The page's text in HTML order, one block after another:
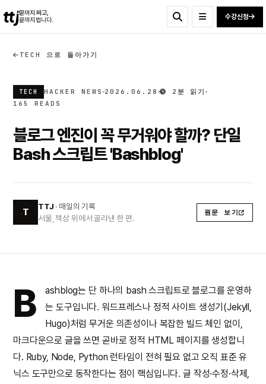
ttj끝까지 짜고,
끝까지 법니다.
수강신청
TECH 으로 돌아가기
TECH HACKER NEWS 2026.06.28
2분 읽기
165 READS
블로그 엔진이 꼭 무거워야 할까? 단일
Bash 스크립트 'Bashblog'
T
TTJ · 매일의 기록
서울, 책상 위에서 골라낸 한 편.
원문 보기
B
ashblog는 단 하나의 bash 스크립트로 블로그를 운영하
는 도구입니다. 워드프레스나 정적 사이트 생성기(Jekyll,
Hugo)처럼 무거운 의존성이나 복잡한 빌드 체인 없이,
마크다운으로 글을 쓰면 곧바로 정적 HTML 페이지를 생성합니
다. Ruby, Node, Python 런타임이 전혀 필요 없고 오직 표준 유
닉스 도구만으로 동작한다는 점이 핵심입니다. 글 작성·수정·삭제,